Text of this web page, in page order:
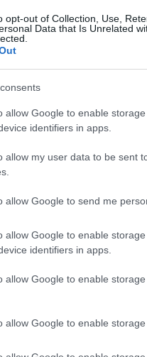
opt-out of Collection, Use,
Data that Is Unrelated
allow Google to enable
identifiers in apps.
allow my user data to be sent
allow Google to send me
allow Google to enable
identifiers in apps.
allow Google to enable
allow Google to enable
14 μπλοκ και 19 λάθη
(17/41 επ., 3 άσσοι, 2
4 επ., 2 μπλοκ),
/ Κακουράτου (λ,
μπλοκ, 50% υπ. – 50%
23 επ., 1 άσσος, 3
2 μπλοκ, 55% υπ.
Ντρπα 10 (8/28
Καραφουλίδου.